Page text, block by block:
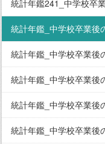
統計年鑑241_中学校卒
統計年鑑_中学校卒業後
統計年鑑_中学校卒業後
統計年鑑_中学校卒業後
統計年鑑_中学校卒業後
統計年鑑_中学校卒業後